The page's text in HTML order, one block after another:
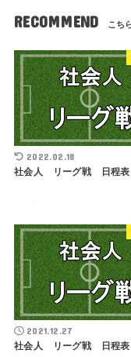
RECOMMEND
2022.02.18
社会人 リーグ戦 日程表
2021.12.27
社会人 リーグ戦 日程表